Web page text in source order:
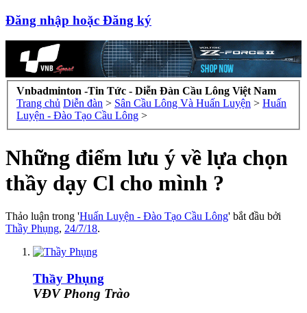
Đăng nhập hoặc Đăng ký
Vnbadminton -Tin Tức - Diễn Đàn Cầu Lông Việt Nam
Trang chủ Diễn đàn > Sân Cầu Lông Và Huấn Luyện > Huấn
Luyện - Đào Tạo Cầu Lông >
Những điểm lưu ý về lựa chọn
thầy dạy Cl cho mình ?
Thảo luận trong 'Huấn Luyện - Đào Tạo Cầu Lông' bắt đầu bởi
Thầy Phụng, 24/7/18.
Thầy Phụng
VĐV Phong Trào